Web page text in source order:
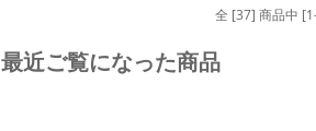
全 [37] 商品中
最近ご覧になった商品